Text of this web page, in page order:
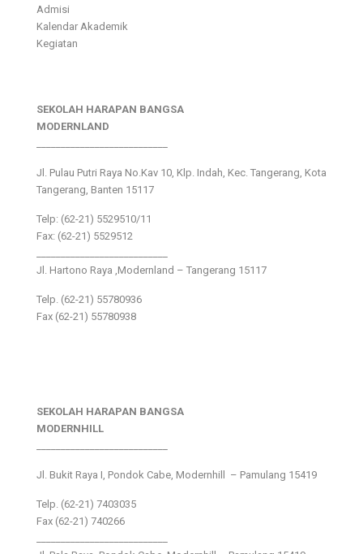
Admisi
Kalendar Akademik
Kegiatan
SEKOLAH HARAPAN BANGSA
MODERNLAND
Jl. Pulau Putri Raya No.Kav 10, Klp. Indah, Kec. Tangerang, Kota
Tangerang, Banten 15117
Telp: (62-21) 5529510/11
Fax: (62-21) 5529512
Jl. Hartono Raya ,Modernland – Tangerang 15117
Telp. (62-21) 55780936
Fax (62-21) 55780938
SEKOLAH HARAPAN BANGSA
MODERNHILL
Jl. Bukit Raya I, Pondok Cabe, Modernhill – Pamulang 15419
Telp. (62-21) 7403035
Fax (62-21) 740266